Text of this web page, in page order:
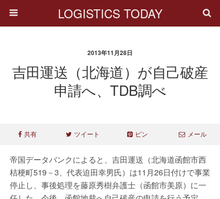
LOGISTICS TODAY
2013年11月28日
吉田運送（北海道）が自己破産
申請へ、TDB調べ
共有 ツイート ピン メール
帝国データバンクによると、吉田運送（北海道函館市西
桔梗町519－3、代表迫田幸男氏）は11月26日付けで事業
停止し、事後処理を藤原秀樹弁護士（函館市美原）に一